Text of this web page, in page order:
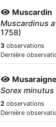
Muscardin
Muscardinus
1758)
3 observations
Dernière
Sorex minutus
2 observations
Dernière